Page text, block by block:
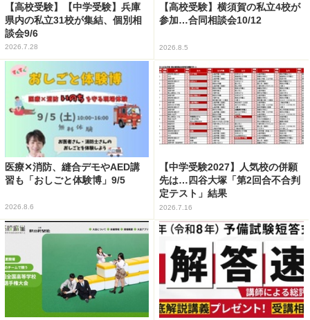
【高校受験】【中学受験】兵庫
県内の私立31校が集結、個別相
談会9/6
2026.7.28
【高校受験】横須賀の私立4校が
参加…合同相談会10/12
2026.8.5
医療✕消防、縫合デモやAED講
習も「おしごと体験博」9/5
2026.8.6
【中学受験2027】人気校の併願
先は…四谷大塚「第2回合不合判
定テスト」結果
2026.7.16